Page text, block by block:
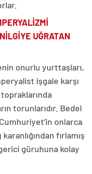
UĞRATAN
onurlu yurttaşları,
işgale karşı
torunlarıdır. Bedel
onlarca
fırlamış
güruhuna kolay